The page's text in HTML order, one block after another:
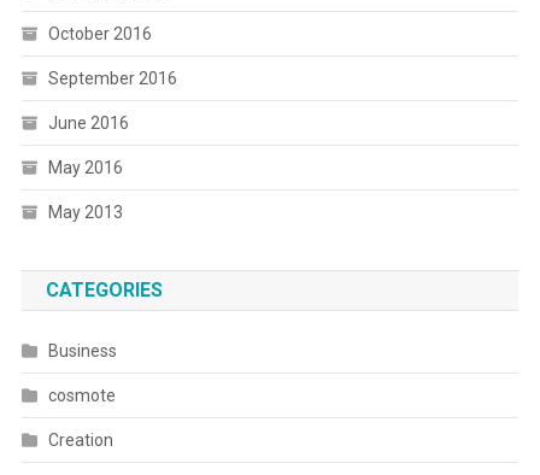
October 2016
September 2016
June 2016
May 2016
May 2013
CATEGORIES
Business
cosmote
Creation